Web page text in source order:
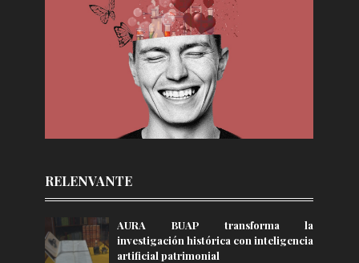
RELENVANTE
AURA BUAP transforma la
investigación histórica con inteligencia
artificial patrimonial